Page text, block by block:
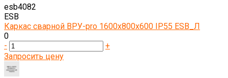
esb4082
ESB
Каркас сварной ВРУ-pro 1600х800х600 IP55 ESB_Л
0
-
+
Запросить цену